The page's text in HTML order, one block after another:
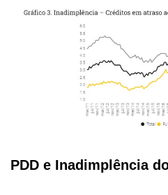
PDD e Inadimplência